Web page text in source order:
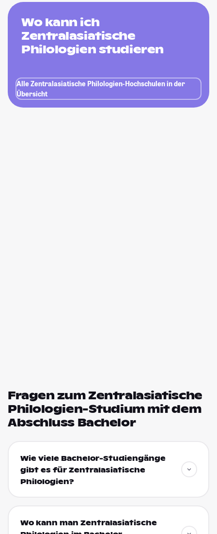
Wo kann ich
Zentralasiatische
Philologien studieren
Alle Zentralasiatische Philologien-Hochschulen in der
Übersicht
Fragen zum Zentralasiatische
Philologien-Studium mit dem
Abschluss Bachelor
Wie viele Bachelor-Studiengänge
gibt es für Zentralasiatische
Philologien?
Wo kann man Zentralasiatische